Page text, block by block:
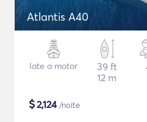
Atlantis A40
Iate a motor
39 ft
12 m
$2,124/noite